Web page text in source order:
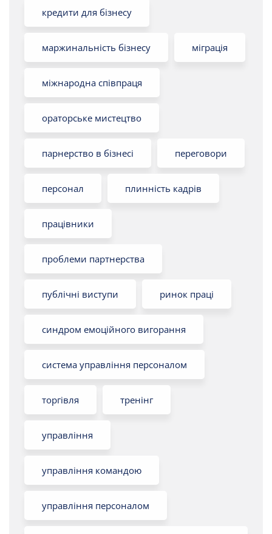
кредити для бізнесу
маржинальність бізнесу міграція
міжнародна співпраця
ораторське мистецтво
парнерство в бізнесі переговори
персонал плинність кадрів
працівники
проблеми партнерства
публічні виступи ринок праці
синдром емоційного вигорання
система управління персоналом
торгівля тренінг
управління
управління командою
управління персоналом